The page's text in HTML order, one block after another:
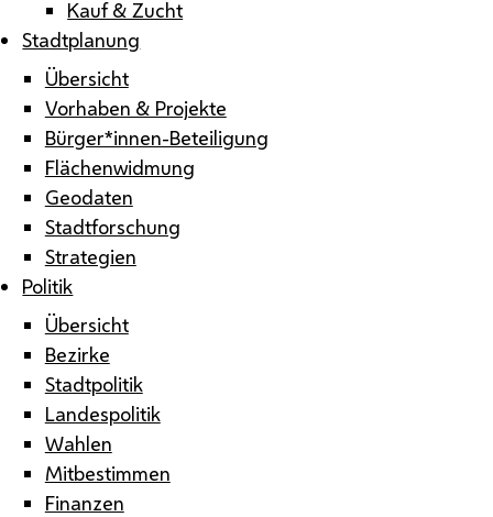
Kauf & Zucht
Stadtplanung
Übersicht
Vorhaben & Projekte
Bürger*innen-Beteiligung
Flächenwidmung
Geodaten
Stadtforschung
Strategien
Politik
Übersicht
Bezirke
Stadtpolitik
Landespolitik
Wahlen
Mitbestimmen
Finanzen